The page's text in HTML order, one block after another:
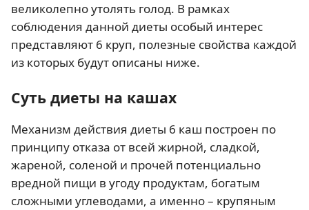
великолепно утолять голод. В рамках
соблюдения данной диеты особый интерес
представляют 6 круп, полезные свойства каждой
из которых будут описаны ниже.
Суть диеты на кашах
Механизм действия диеты 6 каш построен по
принципу отказа от всей жирной, сладкой,
жареной, соленой и прочей потенциально
вредной пищи в угоду продуктам, богатым
сложными углеводами, а именно – крупяным